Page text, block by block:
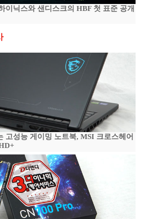
이닉스와 샌디스크의 HBF 첫 표준 공개
고성능 게이밍 노트북, MSI 크로스헤어